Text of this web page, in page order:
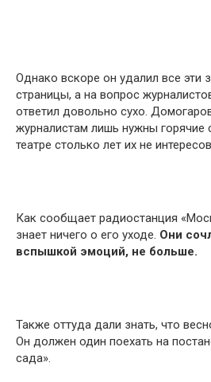
Однако вскоре он удалил все эти
страницы, а на вопрос
ответил довольно сухо.
журналистам лишь нужны горячие
театре столько лет их не
Как сообщает радиостанция
знает ничего о его уходе. Они
вспышкой эмоций, не больше.
Также оттуда дали знать, что
Он должен один поехать на
сада».